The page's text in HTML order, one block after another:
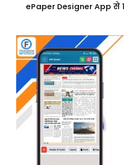
ePaper Designer App से